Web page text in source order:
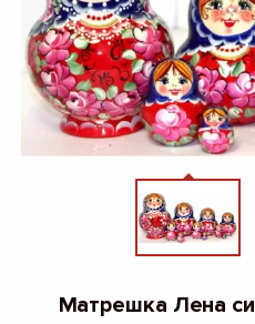
Матрешка Лена